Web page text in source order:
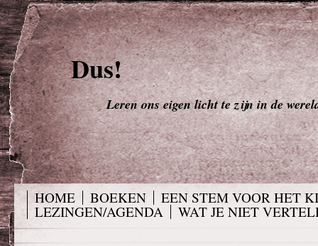
Dus!
Leren ons eigen licht te zijn in de
HOME BOEKEN
EEN STEM VOOR HET
LEZINGEN/AGENDA
WAT JE NIET